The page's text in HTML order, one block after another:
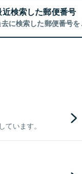
近検索した郵便番号
に検索した郵便番号を
います。